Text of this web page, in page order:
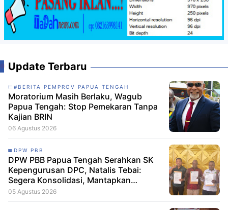
Update Terbaru
#BERITA PEMPROV PAPUA TENGAH
Moratorium Masih Berlaku, Wagub
Papua Tengah: Stop Pemekaran Tanpa
Kajian BRIN
06 Agustus 2026
DPW PBB
DPW PBB Papua Tengah Serahkan SK
Kepengurusan DPC, Natalis Tebai:
Segera Konsolidasi, Mantapkan
Langkah Verifikasi, untuk 'Maju' 2029
05 Agustus 2026